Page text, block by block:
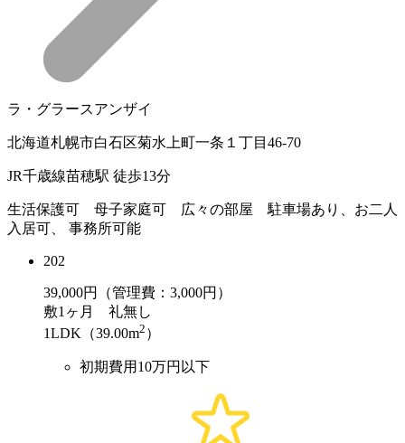
ラ・グラースアンザイ
北海道札幌市白石区菊水上町一条１丁目46-70
JR千歳線苗穂駅 徒歩13分
生活保護可 母子家庭可 広々の部屋 駐車場あり、お二人
入居可、 事務所可能
202
39,000円（管理費：3,000円）
敷1ヶ月 礼無し
1LDK（39.00m2 ）
初期費用10万円以下